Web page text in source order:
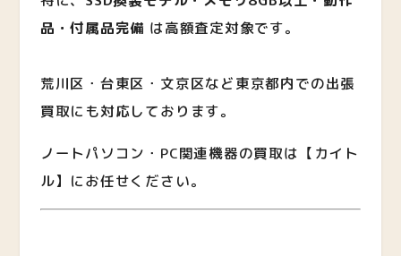
品・付属品完備 は高額査定対象です。
荒川区・台東区・文京区など東京都内での出張
買取にも対応しております。
ノートパソコン・PC関連機器の買取は【カイト
ル】にお任せください。